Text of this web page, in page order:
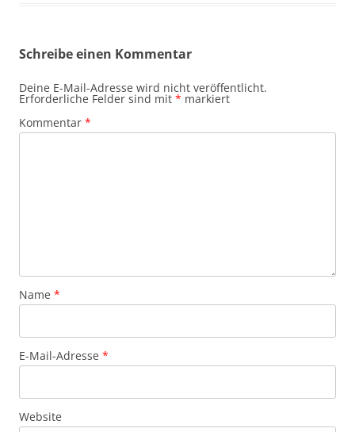
Schreibe einen Kommentar
Deine E-Mail-Adresse wird nicht veröffentlicht.
Erforderliche Felder sind mit * markiert
Kommentar *
Name *
E-Mail-Adresse *
Website